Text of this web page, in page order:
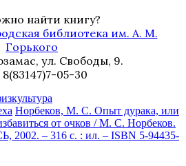
найти книгу?
библиотека им. А. М.
Горького
ул. Свободы, 9.
8(83147)7-05-30
Норбеков, М. С. Опыт дурака, или
от очков / М. С. Норбеков.
2002. – 316 с. : ил. – ISBN 5-94435-